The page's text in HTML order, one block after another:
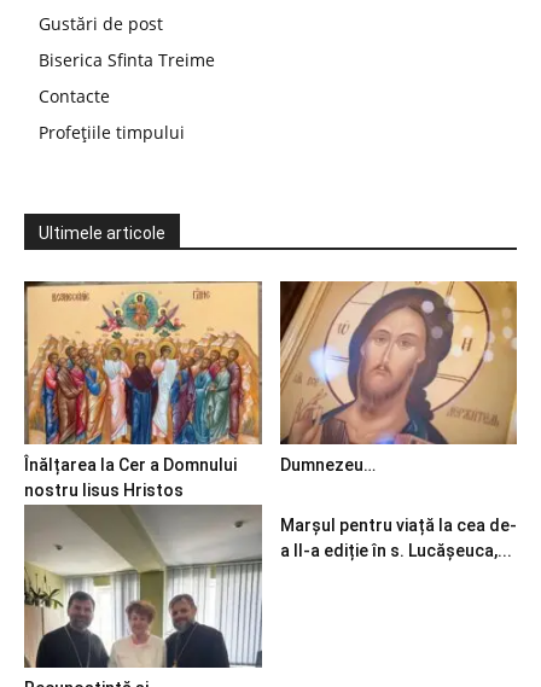
Gustări de post
Biserica Sfinta Treime
Contacte
Profețiile timpului
Ultimele articole
Înălțarea la Cer a Domnului
nostru Iisus Hristos
Dumnezeu…
Marșul pentru viață la cea de-
a II-a ediție în s. Lucășeuca,...